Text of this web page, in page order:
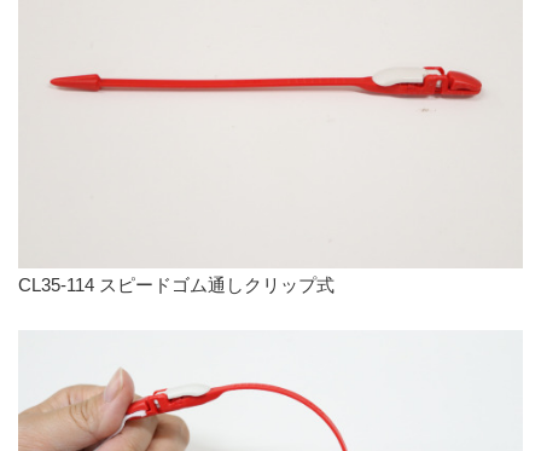
CL35-114 スピードゴム通しクリップ式